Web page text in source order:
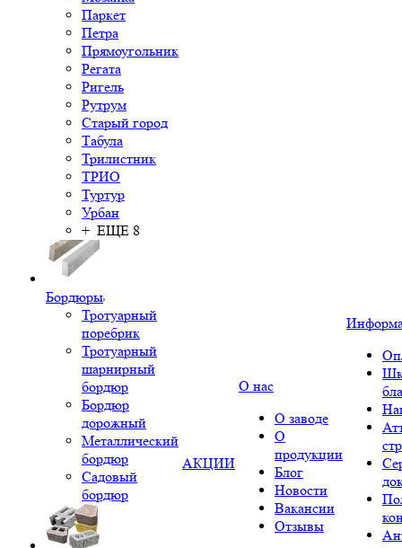
Паркет
Петра
Прямоугольник
Регата
Ригель
Рутрум
Старый город
Табула
Трилистник
ТРИО
Туртур
Урбан
+ ЕЩЕ 8
Бордюры
Тротуарный
поребрик
Тротуарный
шарнирный
бордюр
Бордюр
дорожный
Металлический
бордюр
Садовый
бордюр
АКЦИИ
О нас
О заводе
О
продукции
Блог
Новости
Вакансии
Отзывы